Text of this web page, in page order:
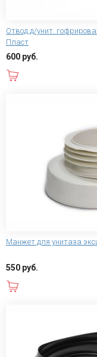
Отвод д/унит.
Пласт
600 руб.
Манжет для унитаза
550 руб.